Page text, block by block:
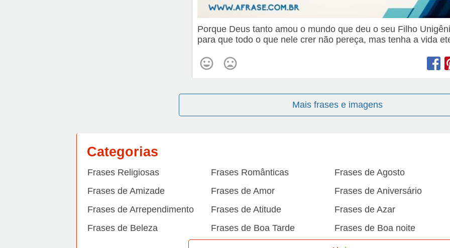
Porque Deus tanto amou o mundo que deu o seu Filho
para que todo o que nele crer não pereça, mas tenha a vida
Mais frases e imagens
Categorias
Frases Religiosas Frases Românticas
Frases de Agosto
Frases de Amizade
Frases de Amor
Frases de Aniversário
Frases de Arrependimento
Frases de Atitude
Frases de Azar
Frases de Beleza
Frases de Boa Tarde
Frases de Boa noite